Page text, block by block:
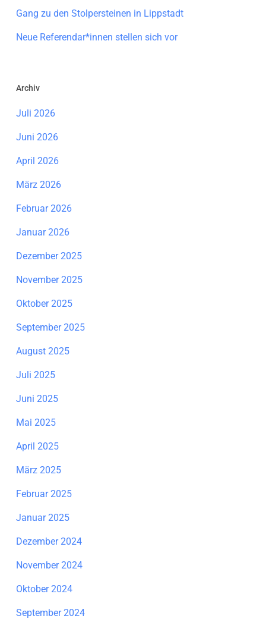
Gang zu den Stolpersteinen in Lippstadt
Neue Referendar*innen stellen sich vor
Archiv
Juli 2026
Juni 2026
April 2026
März 2026
Februar 2026
Januar 2026
Dezember 2025
November 2025
Oktober 2025
September 2025
August 2025
Juli 2025
Juni 2025
Mai 2025
April 2025
März 2025
Februar 2025
Januar 2025
Dezember 2024
November 2024
Oktober 2024
September 2024